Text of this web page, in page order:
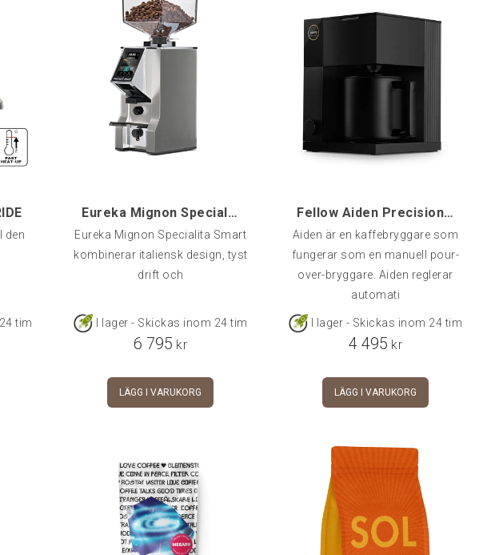
den
tim
Eureka Mignon Specialita SMART, Krom
Eureka Mignon Specialita Smart
kombinerar italiensk design, tyst
drift och
I lager - Skickas inom 24 tim
6 795 kr
LÄGG I VARUKORG
Fellow Aiden Precision Kaffebryggare, Svart
Aiden är en kaffebryggare som
fungerar som en manuell pour-
over-bryggare. Aiden reglerar
automati
I lager - Skickas inom 24 tim
4 495 kr
LÄGG I VARUKORG